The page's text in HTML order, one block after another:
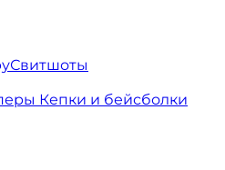
Свитшоты
Кепки и бейсболки